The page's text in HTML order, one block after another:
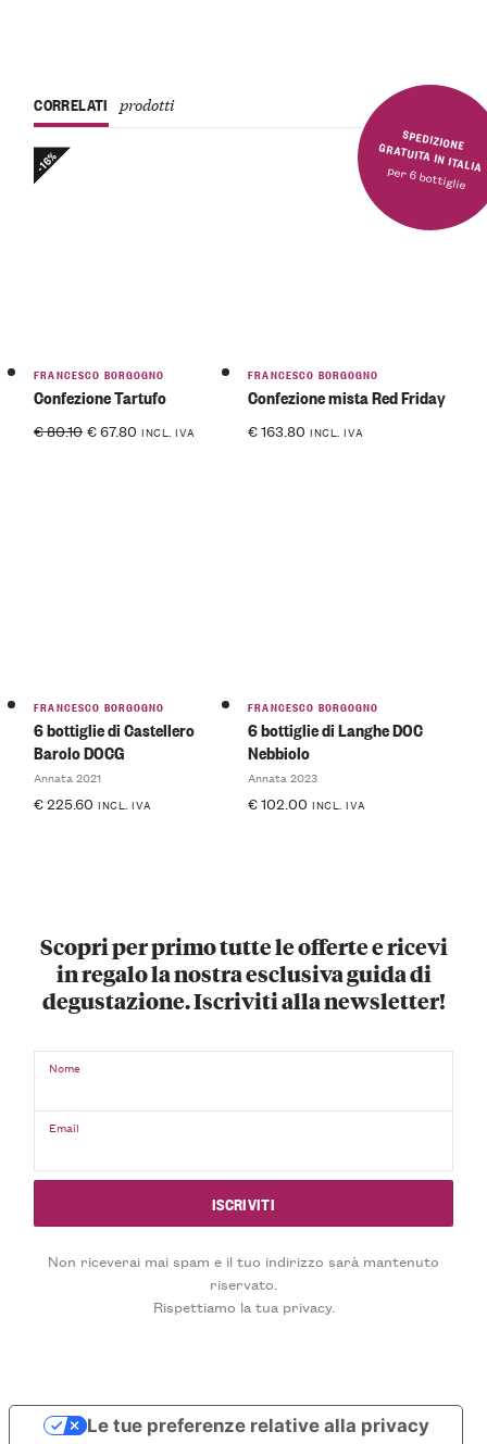
SPEDIZIONE GRATUITA IN ITALIA
per 6 bottiglie
CORRELATI prodotti
-16%
FRANCESCO BORGOGNO
Confezione Tartufo
€80.10 €67.80 INCL. IVA
FRANCESCO BORGOGNO
Confezione mista Red Friday
€163.80 INCL. IVA
FRANCESCO BORGOGNO
6 bottiglie di Castellero
Barolo DOCG
Annata 2021
€225.60 INCL. IVA
FRANCESCO BORGOGNO
6 bottiglie di Langhe DOC
Nebbiolo
Annata 2023
€102.00 INCL. IVA
Scopri per primo tutte le offerte e ricevi
in regalo la nostra esclusiva guida di
degustazione. Iscriviti alla newsletter!
Nome
Email
Non riceverai mai spam e il tuo indirizzo sarà mantenuto
riservato.
Rispettiamo la tua privacy.
Le tue preferenze relative alla privacy